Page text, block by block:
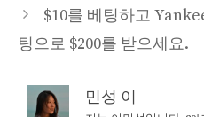
$10를 베팅하고
팅으로 $200를 받으세요.
민성 이